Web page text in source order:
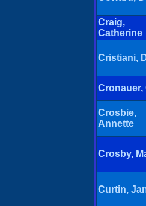
Craig,
Catherine
Cristiani,
Cronauer,
Crosbie,
Annette
Crosby,
Curtin,